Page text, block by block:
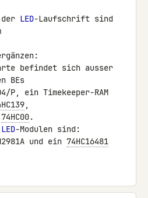
der LED-Laufschrift sind
befindet sich ausser
BEs
P, ein Timekeeper-RAM
,
74HC00.
LED-Modulen sind:
und ein 74HC16481